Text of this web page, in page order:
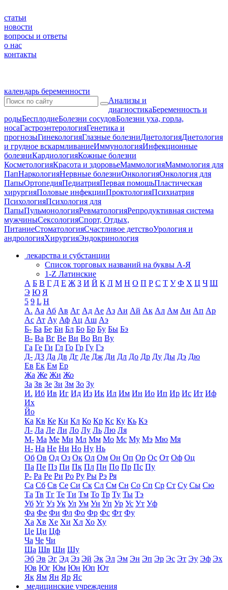
статьи
новости
вопросы и ответы
о нас
контакты
календарь беременности
Анализы и
диагностикаБеременность и
родыБесплодиеБолезни сосудовБолезни уха, горла,
носаГастроэнтерологияГенетика и
прогнозыГинекологияГлазные болезниДиетологияДиетология
и грудное вскармливаниеИммунологияИнфекционные
болезниКардиологияКожные болезни
КосметологияКрасота и здоровьеМаммологияМаммология для
ПапНаркологияНервные болезниОнкологияОнкология для
ПапыОртопедияПедиатрияПервая помощьПластическая
хирургияПоловые инфекцииПроктологияПсихиатрия
ПсихологияПсихология для
ПапыПульмонологияРевматологияРепродуктивная система
мужчиныСексологияСпорт, Отдых,
ПитаниеСтоматологияСчастливое детствоУрология и
андрологияХирургияЭндокринология
лекарства и субстанции
Список торговых названий на буквы А-Я
1-Z Латинские
А Б В Г Д Е Ж З И Й К Л М Н О П Р С Т У Ф Х Ц Ч Ш
Э Ю Я
5 9 L H
А. Аа Аб Ав Аг Ад Ае Аз Аи Ай Ак Ал Ам Ан Ап Ар
Ас Ат Ау Аф Ац Аш Аэ
Б- Ба Бе Би Бл Бо Бр Бу Бы Бэ
В- Ва Вг Ве Ви Во Вп Ву
Га Ге Ги Гл Го Гр Гу Гэ
Д- Д3 Да Дв Дг Де Дж Ди Дл До Др Ду Ды Дэ Дю
Ев Ек Ем Ер
Жа Же Жи Жо
За Зв Зе Зи Зм Зо Зу
И. Иб Ив Иг Ид Из Ик Ил Им Ин Ио Ип Ир Ис Ит Иф
Их
Йо
Ка Кв Ке Ки Кл Ко Кр Кс Ку Кь Кэ
Л- Ла Ле Ли Ло Лу Ль Лю Ля
М- Ма Ме Ми Мл Мм Мо Мс Му Мэ Мю Мя
Н- На Не Ни Но Ну Нь
Об Ов Од Оз Ок Ол Ом Он Оп Ор Ос От Оф Оц
Па Пе Пз Пи Пк Пл Пн По Пр Пс Пу
Р- Ра Ре Ри Ро Ру Ры Рэ Ря
Са Сб Св Се Си Ск Сл См Сн Со Сп Ср Ст Су Сы Сю
Та Тв Тг Те Ти Тм То Тр Ту Ты Тэ
Уб Уг Уз Ук Ул Ум Ун Уп Ур Ус Ут Уф
Фа Фе Фи Фл Фо Фр Фс Фт Фу
Ха Хв Хе Хи Хл Хо Ху
Це Ци Цф
Ча Че Чи
Ша Шв Ши Шу
Эб Эв Эг Эд Эз Эй Эк Эл Эм Эн Эп Эр Эс Эт Эу Эф Эх
Юв Юг Юм Юн Юп Ют
Як Ям Ян Яр Яс
медицинские учреждения